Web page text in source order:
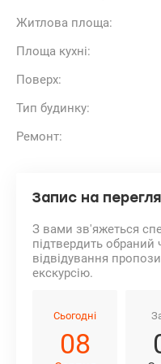
Житлова площа:
Площа кухні:
Поверх:
Тип будинку:
Ремонт:
Запис на
З вами зв'яжеться
підтвердить обраний
відвідування
екскурсію.
Сьогодні
08